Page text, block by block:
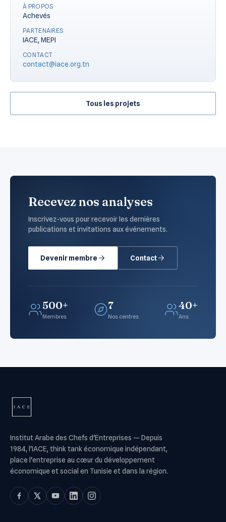
À PROPOS
Achevés
PARTENAIRES
IACE, MEPI
CONTACT
contact@iace.org.tn
Tous les projets
Recevez nos analyses
Inscrivez-vous pour recevoir les dernières
publications et invitations aux événements.
Devenir membre Contact
500+
Membres
7
Nos centres
40+
Ans
Institut Arabe des Chefs d'Entreprises — Depuis
1984, l'IACE, think tank économique indépendant,
place l'entreprise au cœur du développement
économique et social en Tunisie et dans la région.